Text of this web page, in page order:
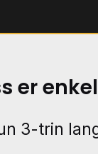
er enkel
3-trin